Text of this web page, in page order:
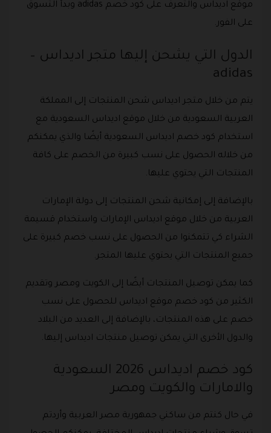
موقع اديداس والتعرف على كود خصم adidas وبدأ التسوق
على الفور.
الدول التي يشحن إليها متجر اديداس –
adidas
يتم من خلال متجر اديداس شحن المنتجات إلى المملكة
العربية السعودية من خلال موقع اديداس السعودية مع
استخدام كود خصم اديداس السعودية أيضًا والذي يمكنكم
من خلاله الحصول على نسب كبيرة من الخصم على كافة
المنتجات التي يحتوي عليها.
بالإضافة إلى إمكانية شحن المنتجات إلى دولة الإمارات
العربية من خلال موقع اديداس الإمارات واستخدام قسيمة
الشراء كي تتمكنوا من الحصول على نسب خصم كبيرة على
جميع المنتجات التي يحتوي عليها المتجر.
كما يمكن توصيل المنتجات أيضًا إلى الكويت ومصر وتقديم
الكثير من كود خصم موقع اديداس للحصول على نسب
خصم على هذه المنتجات، بالإضافة إلى العديد من البلاد
والدول الأخرى التي يمكن توصيل منتجات اديداس إليها.
كود خصم اديداس 2026 السعودية
والامارات والكويت ومصر
في حال كنتم من ساكني جمهورية مصر العربية وأردتم